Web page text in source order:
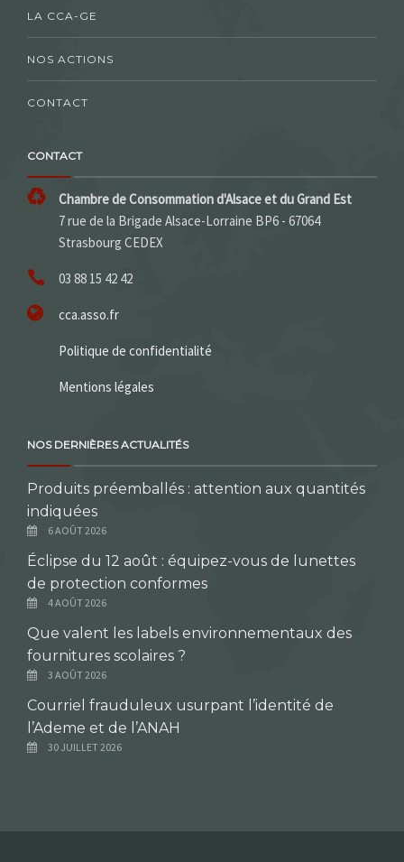
LA CCA-GE
NOS ACTIONS
CONTACT
CONTACT
Chambre de Consommation d'Alsace et du Grand Est
7 rue de la Brigade Alsace-Lorraine BP6 - 67064
Strasbourg CEDEX
03 88 15 42 42
cca.asso.fr
Politique de confidentialité
Mentions légales
NOS DERNIÈRES ACTUALITÉS
Produits préemballés : attention aux quantités
indiquées
6 AOÛT 2026
Éclipse du 12 août : équipez-vous de lunettes
de protection conformes
4 AOÛT 2026
Que valent les labels environnementaux des
fournitures scolaires ?
3 AOÛT 2026
Courriel frauduleux usurpant l’identité de
l’Ademe et de l’ANAH
30 JUILLET 2026